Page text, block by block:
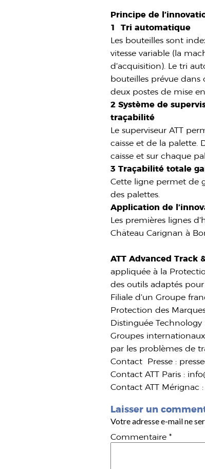
Principe de
1 Tri automatique
Les bouteilles sont
vitesse variable (la
d’acquisition). Le tri
bouteilles prévue
deux postes de mise
2 Système de
traçabilité
Le superviseur ATT
caisse et de la palette.
caisse et sur chaque
3 Traçabilité totale
Cette ligne permet de
des palettes.
Application de
Les premières lignes
Château Carignan à
ATT Advanced Track
appliquée à la
des outils adaptés
Filiale d’un Groupe
Protection des
Distinguée
Groupes
par les problèmes de
Contact Presse :
Contact ATT Paris :
Contact ATT Mérignac
Laisser un
Votre adresse e-mail ne
Commentaire*